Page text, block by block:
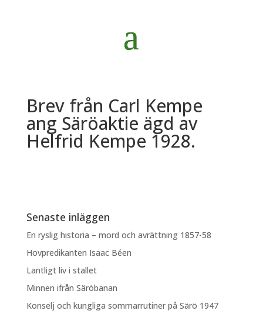
Brev från Carl Kempe
ang Säröaktie ägd av
Helfrid Kempe 1928.
Senaste inläggen
En ryslig historia – mord och avrättning 1857-58
Hovpredikanten Isaac Béen
Lantligt liv i stallet
Minnen ifrån Säröbanan
Konselj och kungliga sommarrutiner på Särö 1947